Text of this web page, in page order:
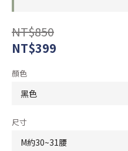
NT$850
NT$399
顏色
尺寸